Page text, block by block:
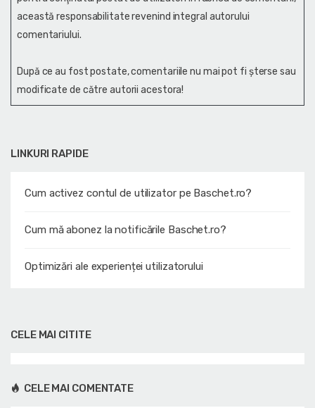
LINKURI RAPIDE
Cum activez contul de utilizator pe Baschet.ro?
Cum mă abonez la notificările Baschet.ro?
Optimizări ale experienței utilizatorului
această responsabilitate revenind integral autorului
comentariului.
După ce au fost postate, comentariile nu mai pot fi șterse sau
modificate de către autorii acestora!
CELE MAI CITITE
CELE MAI COMENTATE